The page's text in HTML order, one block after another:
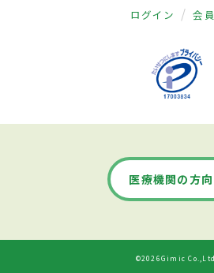
ログイン 会
医療機関の方
©2026Gimic Co.,Ltd.